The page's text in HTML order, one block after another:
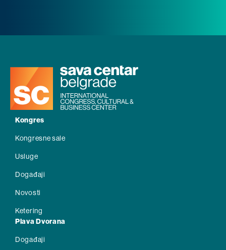
Kongres
Kongresne sale
Usluge
Događaji
Novosti
Ketering
Plava Dvorana
Događaji